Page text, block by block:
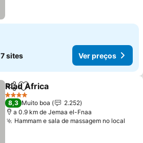
7 sites Ver preços
PartilharAdicionar aos favoritos
Riad Africa
4 Estrelas
8,3 Muito boa
2.252
a 0.9 km de Jemaa el-Fnaa
Hammam e sala de massagem no local